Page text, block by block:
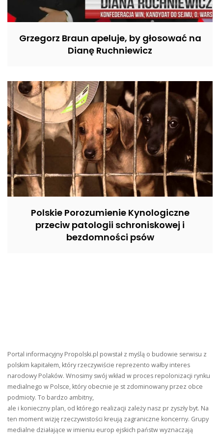
Grzegorz Braun apeluje, by głosować na
Dianę Ruchniewicz
Polskie Porozumienie Kynologiczne
przeciw patologii schroniskowej i
bezdomności psów
Portal informacyjny Propolski.pl powstał z myślą o budowie serwisu z
polskim kapitałem, który rzeczywiście reprezento wałby interes
narodowy Polaków. Wnosimy swój wkład w proces repolonizacji rynku
medialnego w Polsce, który obecnie je st zdominowany przez obce
podmioty. To bardzo ambitny,
ale i konieczny plan, od którego realizacji zależy nasz pr zyszły byt. Na
ten moment wizję rzeczywistości kreują zagraniczne koncerny. Grupy
medialne działające w imieniu europ ejskich państw wyznaczają